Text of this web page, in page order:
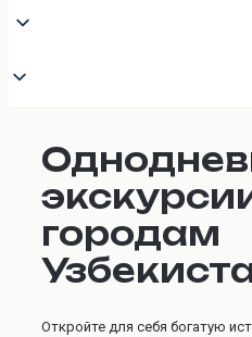
городам
Откройте для себя богатую